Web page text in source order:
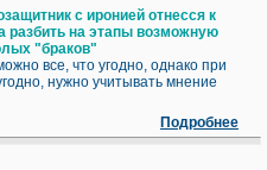
с иронией отнесся к
разбить на этапы возможную
"браков"
все, что угодно, однако при
нужно учитывать мнение
Подробнее